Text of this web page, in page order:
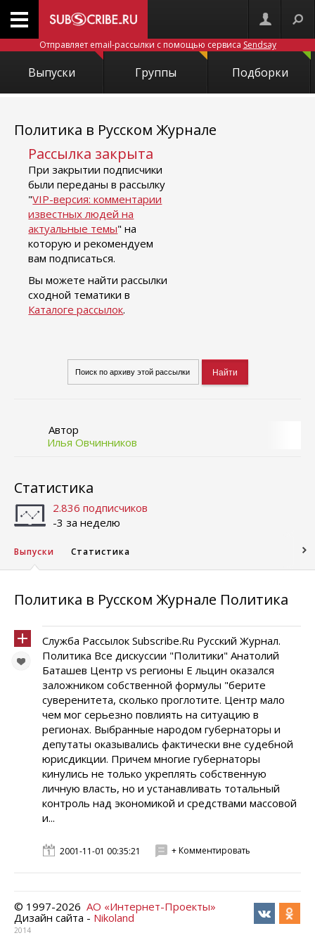
Отправляет email-рассылки с помощью сервиса Sendsay
Выпуски Группы Подборки
Политика в Русском Журнале
Рассылка закрыта
При закрытии подписчики
были переданы в рассылку
"VIP-версия: комментарии
известных людей на
актуальные темы" на
которую и рекомендуем
вам подписаться.
Вы можете найти рассылки
сходной тематики в
Каталоге рассылок.
Автор
Илья Овчинников
Статистика
2.836 подписчиков
-3 за неделю
Выпуски Статистика
Политика в Русском Журнале Политика
Служба Рассылок Subscribe.Ru Русский Журнал.
Политика Все дискуссии "Политики" Анатолий
Баташев Центр vs регионы Е льцин оказался
заложником собственной формулы "берите
суверенитета, сколько проглотите. Центр мало
чем мог серьезно повлиять на ситуацию в
регионах. Выбранные народом губернаторы и
депутаты оказывались фактически вне судебной
юрисдикции. Причем многие губернаторы
кинулись не только укреплять собственную
личную власть, но и устанавливать тотальный
контроль над экономикой и средствами массовой
и...
2001-11-01 00:35:21 + Комментировать
© 1997-2026 АО «Интернет-Проекты»
Дизайн сайта - Nikoland
2014